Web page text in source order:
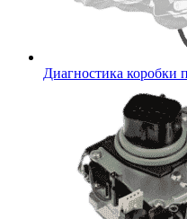
Диагностика коробки